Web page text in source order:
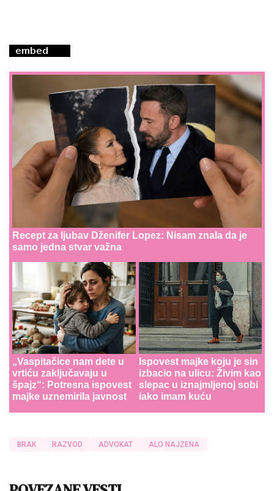
Recept za ljubav Dženifer Lopez: Nisam znala da je
samo jedna stvar važna
„Vaspitačice nam dete u
vrtiću zaključavaju u
špajz“: Potresna ispovest
majke uznemirila javnost
Ispovest majke koju je sin
izbacio na ulicu: Živim kao
slepac u iznajmljenoj sobi
iako imam kuću
BRAK RAZVOD ADVOKAT ALO NAJZENA